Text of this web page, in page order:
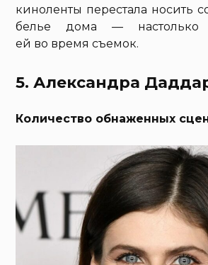
киноленты перестала носить
белье дома — настолько
ей во время съемок.
5. Александра
Количество обнаженных